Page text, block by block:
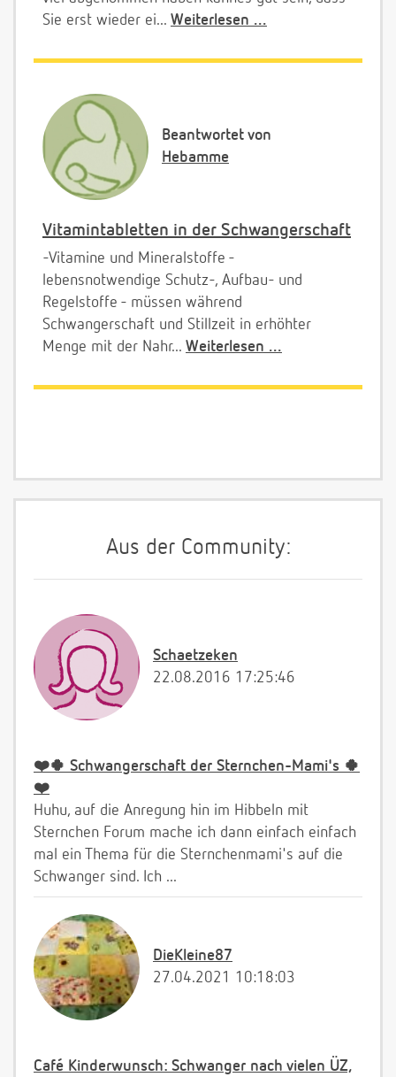
Sie erst wieder ei... Weiterlesen ...
Beantwortet von
Hebamme
Vitamintabletten in der Schwangerschaft
-Vitamine und Mineralstoffe -
lebensnotwendige Schutz-, Aufbau- und
Regelstoffe - müssen während
Schwangerschaft und Stillzeit in erhöhter
Menge mit der Nahr... Weiterlesen ...
Aus der Community:
Schaetzeken
22.08.2016 17:25:46
❤️🍀 Schwangerschaft der Sternchen-Mami's 🍀
❤️
Huhu, auf die Anregung hin im Hibbeln mit
Sternchen Forum mache ich dann einfach einfach
mal ein Thema für die Sternchenmami's auf die
Schwanger sind. Ich ...
DieKleine87
27.04.2021 10:18:03
Café Kinderwunsch: Schwanger nach vielen ÜZ,